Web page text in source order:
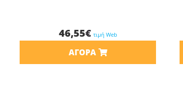
46,55€ τιμή Web
ΑΓΟΡΆ